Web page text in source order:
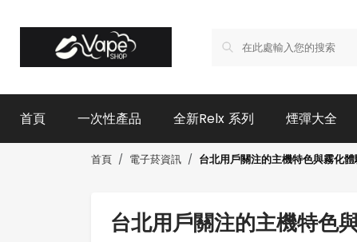
首頁 一次性產品 全新Relx 系列 煙彈大全
首頁 電子菸資訊 台北用戶關注的主機特色與霧化
台北用戶關注的主機特色